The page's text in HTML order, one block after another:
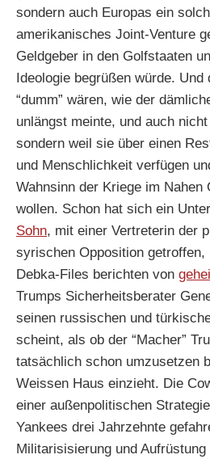
sondern auch Europas ein
amerikanisches Joint-Venture
Geldgeber in den Golfstaaten
Ideologie begrüßen würde.
“dumm” wären, wie der
unlängst meinte, und auch
sondern weil sie über einen
und Menschlichkeit verfügen
Wahnsinn der Kriege im Nahen
wollen. Schon hat sich ein
Sohn, mit einer Vertreterin der
syrischen Opposition
Debka-Files berichten von
Trumps Sicherheitsberater
seinen russischen und
scheint, als ob der “Macher”
tatsächlich schon umzusetzen
Weissen Haus einzieht. Die
einer außenpolitischen
Yankees drei Jahrzehnte
Militarisisierung und